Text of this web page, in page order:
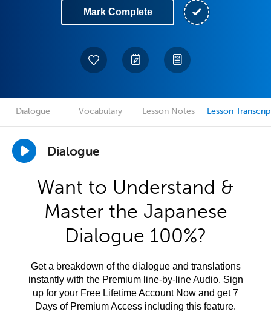
Mark Complete
Dialogue Vocabulary Lesson Notes Lesson
Dialogue
Want to Understand &
Master the Japanese
Dialogue 100%?
Get a breakdown of the dialogue and translations
instantly with the Premium line-by-line Audio. Sign
up for your Free Lifetime Account Now and get 7
Days of Premium Access including this feature.